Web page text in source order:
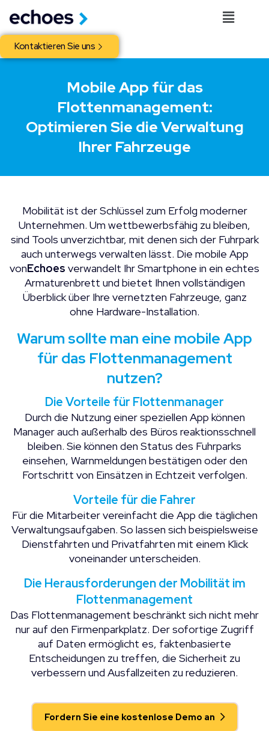
Kontaktieren Sie uns
Mobile App für das
Flottenmanagement:
Optimieren Sie die Verwaltung
Ihrer Fahrzeuge
Mobilität ist der Schlüssel zum Erfolg moderner
Unternehmen. Um wettbewerbsfähig zu bleiben,
sind Tools unverzichtbar, mit denen sich der Fuhrpark
auch unterwegs verwalten lässt. Die mobile App
vonEchoes verwandelt Ihr Smartphone in ein echtes
Armaturenbrett und bietet Ihnen vollständigen
Überblick über Ihre vernetzten Fahrzeuge, ganz
ohne Hardware-Installation.
Warum sollte man eine mobile App
für das Flottenmanagement
nutzen?
Die Vorteile für Flottenmanager
Durch die Nutzung einer speziellen App können
Manager auch außerhalb des Büros reaktionsschnell
bleiben. Sie können den Status des Fuhrparks
einsehen, Warnmeldungen bestätigen oder den
Fortschritt von Einsätzen in Echtzeit verfolgen.
Vorteile für die Fahrer
Für die Mitarbeiter vereinfacht die App die täglichen
Verwaltungsaufgaben. So lassen sich beispielsweise
Dienstfahrten und Privatfahrten mit einem Klick
voneinander unterscheiden.
Die Herausforderungen der Mobilität im
Flottenmanagement
Das Flottenmanagement beschränkt sich nicht mehr
nur auf den Firmenparkplatz. Der sofortige Zugriff
auf Daten ermöglicht es, faktenbasierte
Entscheidungen zu treffen, die Sicherheit zu
verbessern und Ausfallzeiten zu reduzieren.
Fordern Sie eine kostenlose Demo an